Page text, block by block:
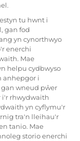
tu hwnt i
gan fod
yn cynorthwyo
enerchi
Mae
helpu cydbwyso
anhepgor i
wneud pŵer
i'r rhwydwaith
yn cyflymu'r
tra'n lleihau'r
tanio. Mae
storio enerchi